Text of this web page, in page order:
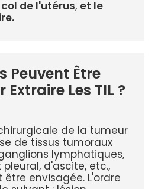
de l'utérus, et le
Peuvent Être
Extraire Les TIL ?
de la tumeur
de tissus tumoraux
lymphatiques,
d'ascite, etc.,
envisagée. L'ordre